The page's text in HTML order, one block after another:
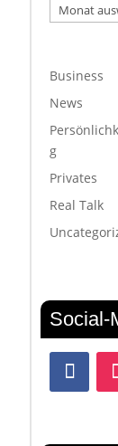
Archiv
Business
News
g
Privates
Real Talk
Social-